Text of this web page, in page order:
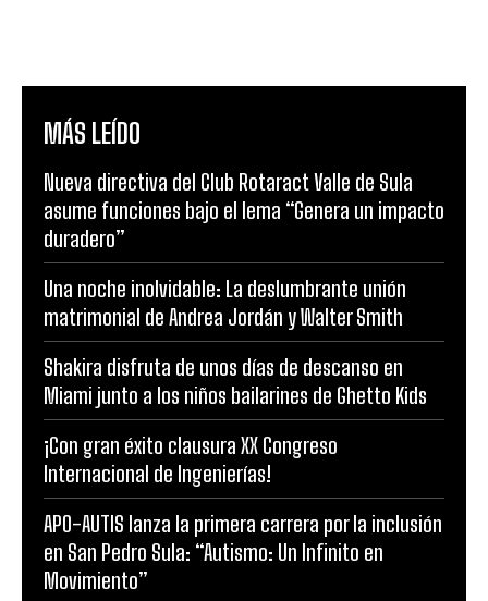
MÁS LEÍDO
Nueva directiva del Club Rotaract Valle de Sula
asume funciones bajo el lema “Genera un impacto
duradero”
Una noche inolvidable: La deslumbrante unión
matrimonial de Andrea Jordán y Walter Smith
Shakira disfruta de unos días de descanso en
Miami junto a los niños bailarines de Ghetto Kids
¡Con gran éxito clausura XX Congreso
Internacional de Ingenierías!
APO-AUTIS lanza la primera carrera por la inclusión
en San Pedro Sula: “Autismo: Un Infinito en
Movimiento”